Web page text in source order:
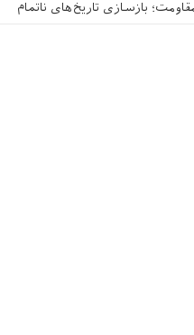
بازسازی تاریخ‌های ناتمام